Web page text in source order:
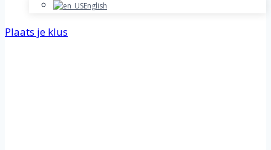
English
Plaats je klus